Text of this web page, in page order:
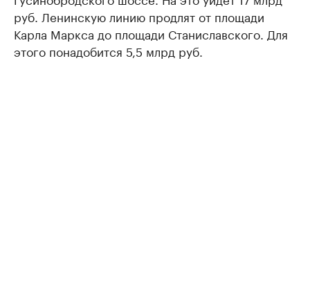
руб. Ленинскую линию продлят от площади
Карла Маркса до площади Станиславского. Для
этого понадобится 5,5 млрд руб.